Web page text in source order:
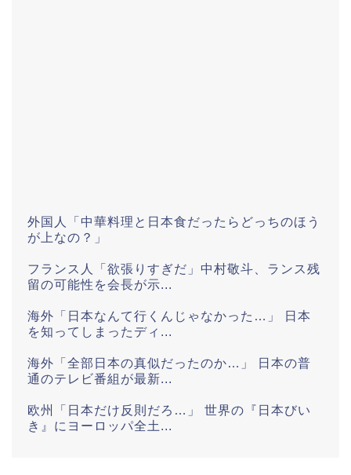
外国人「中華料理と日本食だったらどっちのほう
が上なの？」
フランス人「欲張りすぎだ」中村敬斗、ランス残
留の可能性を会長が示...
海外「日本なんて行くんじゃなかった…」 日本
を知ってしまったディ...
海外「全部日本の真似だったのか…」 日本の普
通のテレビ番組が最新...
欧州「日本だけ反則だろ…」 世界の『日本びい
き』にヨーロッパ全土...